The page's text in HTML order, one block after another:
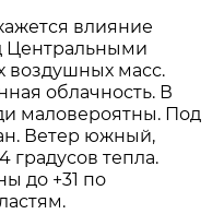
влияние
Центральными
воздушных масс.
облачность. В
маловероятны. Под
Ветер южный,
градусов тепла.
до +31 по